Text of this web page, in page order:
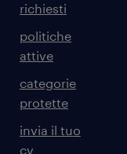
richiesti
politiche
attive
categorie
protette
invia il tuo
cv